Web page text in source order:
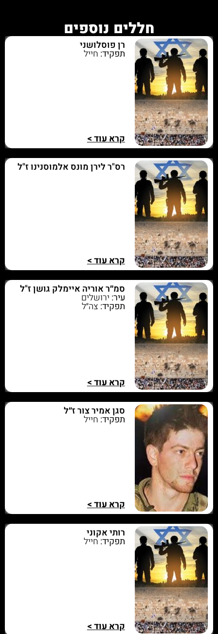
חללים נוספים
רן פוסלושני
תפקיד: חייל
קרא עוד >
רס"ר לירן מונס אלמוסנינו ז"ל
קרא עוד >
סמ״ר אוריה איימלק גושן ז"ל
עיר: ירושלים
תפקיד: צה״ל
קרא עוד >
סגן אמיר צור ז״ל
תפקיד: חייל
קרא עוד >
רותי אקוני
תפקיד: חייל
קרא עוד >